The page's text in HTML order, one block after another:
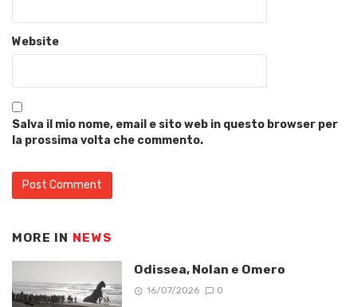
Website
Salva il mio nome, email e sito web in questo browser per
la prossima volta che commento.
MORE IN NEWS
Odissea, Nolan e Omero
16/07/2026 0